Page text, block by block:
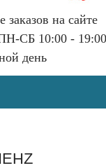
на сайте
СБ 10:00 - 19:00
день